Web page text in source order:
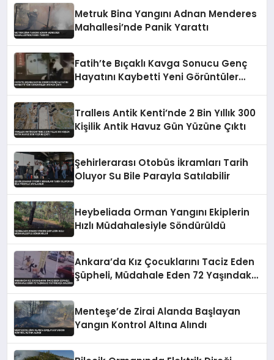
Metruk Bina Yangını Adnan Menderes
Mahallesi’nde Panik Yarattı
Fatih’te Bıçaklı Kavga Sonucu Genç
Hayatını Kaybetti Yeni Görüntüler
Tralleıs Antik Kenti’nde 2 Bin Yıllık 300
Kişilik Antik Havuz Gün Yüzüne Çıktı
Şehirlerarası Otobüs İkramları Tarih
Oluyor Su Bile Parayla Satılabilir
Heybeliada Orman Yangını Ekiplerin
Hızlı Müdahalesiyle Söndürüldü
Ankara’da Kız Çocuklarını Taciz Eden
Şüpheli, Müdahale Eden 72 Yaşındaki
Menteşe’de Zirai Alanda Başlayan
Yangın Kontrol Altına Alındı